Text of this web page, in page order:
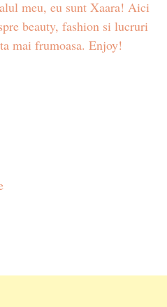
meu, eu sunt Xaara! Aici
beauty, fashion si lucruri
mai frumoasa. Enjoy!